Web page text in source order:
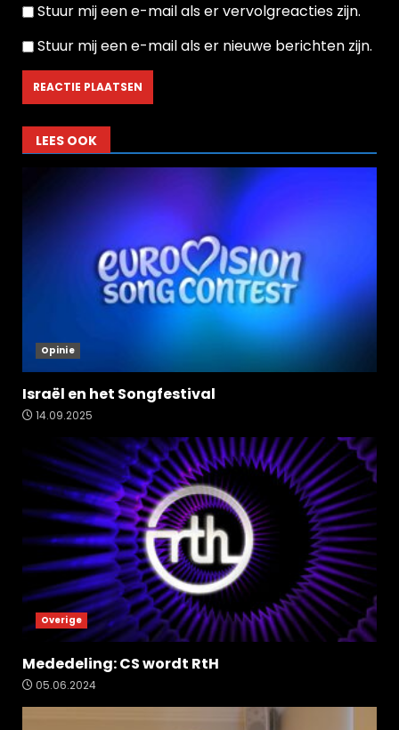
Stuur mij een e-mail als er vervolgreacties zijn.
Stuur mij een e-mail als er nieuwe berichten zijn.
LEES OOK
Opinie
Israël en het Songfestival
14.09.2025
Overige
Mededeling: CS wordt RtH
05.06.2024